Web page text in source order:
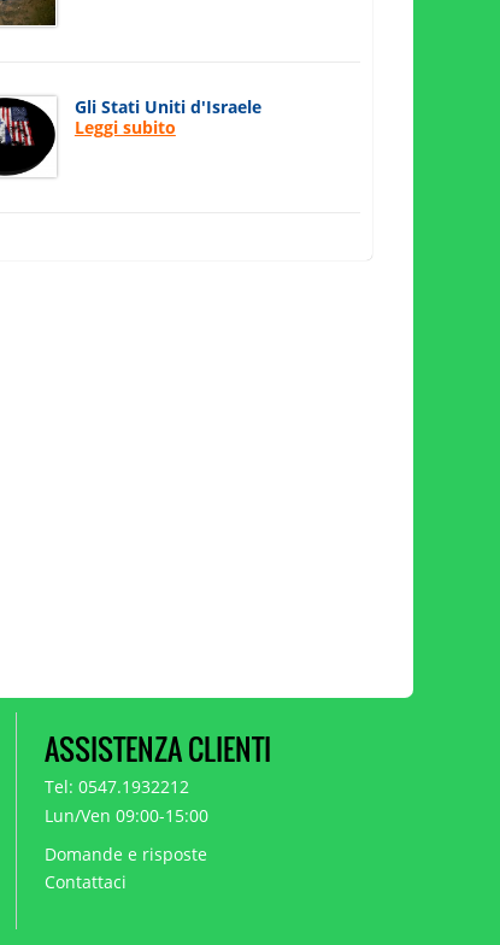
Gli Stati Uniti d'Israele
Leggi subito
ASSISTENZA CLIENTI
Tel: 0547.1932212
Lun/Ven 09:00-15:00
Domande e risposte
Contattaci